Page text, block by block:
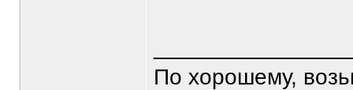
По хорошему,